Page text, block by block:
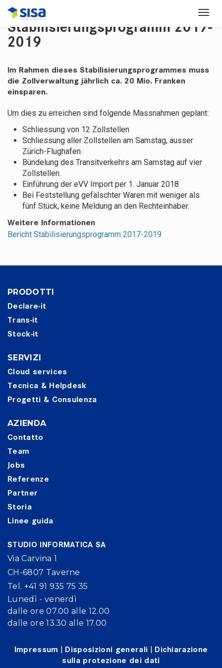
Stabilisierungsprogramm 2017-
2019
Im Rahmen dieses Stabilisierungsprogrammes muss
die Zollverwaltung jährlich ca. 20 Mio. Franken
einsparen.
Um dies zu erreichen sind folgende Massnahmen geplant:
Schliessung von 12 Zollstellen
Schliessung aller Zollstellen am Samstag, ausser
Zürich-Flughafen.
Bündelung des Transitverkehrs am Samstag auf vier
Zollstellen.
Einführung der eVV Import per 1. Januar 2018
Bei Feststellung gefälschter Waren mit weniger als
fünf Stück, keine Meldung an den Rechteinhaber.
Weitere Informationen
Bericht Stabilisierungsprogramm 2017-2019
PRODOTTI
Declare-it
Trans-it
Stock-it
SERVIZI
Cloud services
Tecnica & Helpdesk
Progetti & Consulenza
AZIENDA
Contatto
Team
Jobs
Referenze
Partner
Storia
Linee guida
STUDIO INFORMATICA SA
Via Carvina 1
CH-6807 Taverne
Tel. +41 91 935 75 35
Lunedì - venerdì
dalle ore 07.00 alle 12.00
dalle ore 13.30 alle 17.00
Impressum | Disposizioni generali | Dichiarazione
sulla protezione dei dati